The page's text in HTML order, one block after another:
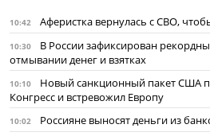
10:42 Аферистка вернулась с СВО,
10:30
В России зафиксирован
отмывании денег и взятках
10:10
Новый санкционный пакет США
Конгресс и встревожил Европу
10:02 Россияне выносят деньги из